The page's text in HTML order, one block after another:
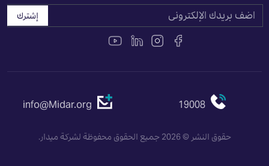
إشترك
19008
info@Midar.org
حقوق النشر © 2026 جميع الحقوق محفوظة لشركة ميدار.